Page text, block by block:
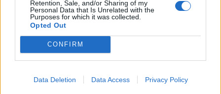
Retention, Sale, and/or Sharing of my
Personal Data that Is Unrelated with the
Purposes for which it was collected.
Opted Out
CONFIRM
Data Deletion Data Access Privacy Policy